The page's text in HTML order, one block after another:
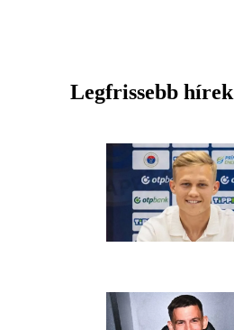
Legfrissebb hírek